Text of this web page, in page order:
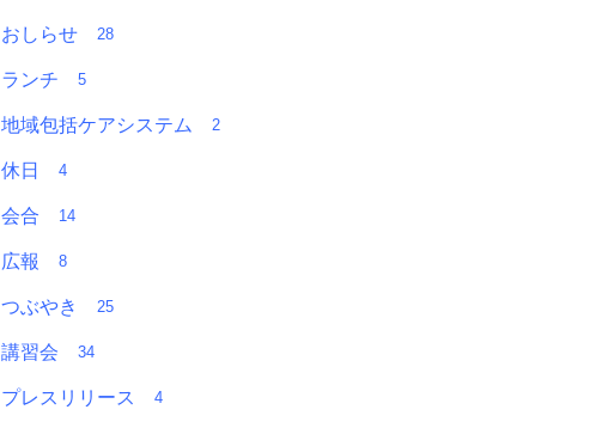
おしらせ 28
ランチ 5
地域包括ケアシステム 2
休日 4
会合 14
広報 8
つぶやき 25
講習会 34
プレスリリース 4